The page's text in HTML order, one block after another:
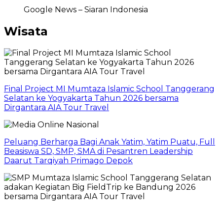
Google News – Siaran Indonesia
Wisata
Final Project MI Mumtaza Islamic School Tanggerang
Selatan ke Yogyakarta Tahun 2026 bersama
Dirgantara AIA Tour Travel
Peluang Berharga Bagi Anak Yatim, Yatim Puatu, Full
Beasiswa SD, SMP, SMA di Pesantren Leadership
Daarut Tarqiyah Primago Depok